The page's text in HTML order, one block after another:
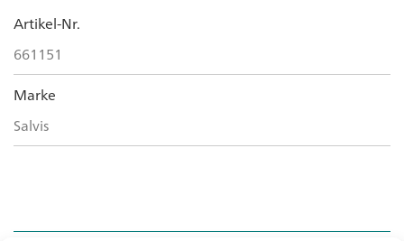
Artikel-Nr.
661151
Marke
Salvis